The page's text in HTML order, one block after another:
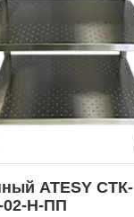
ATESY СТК-
02-Н-ПП